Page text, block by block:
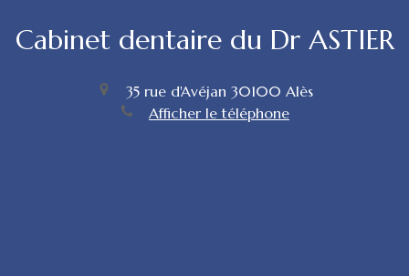
Cabinet dentaire du Dr ASTIER
35 rue d'Avéjan 30100 Alès
Afficher le téléphone